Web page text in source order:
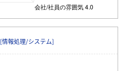
[情報処理/システム]